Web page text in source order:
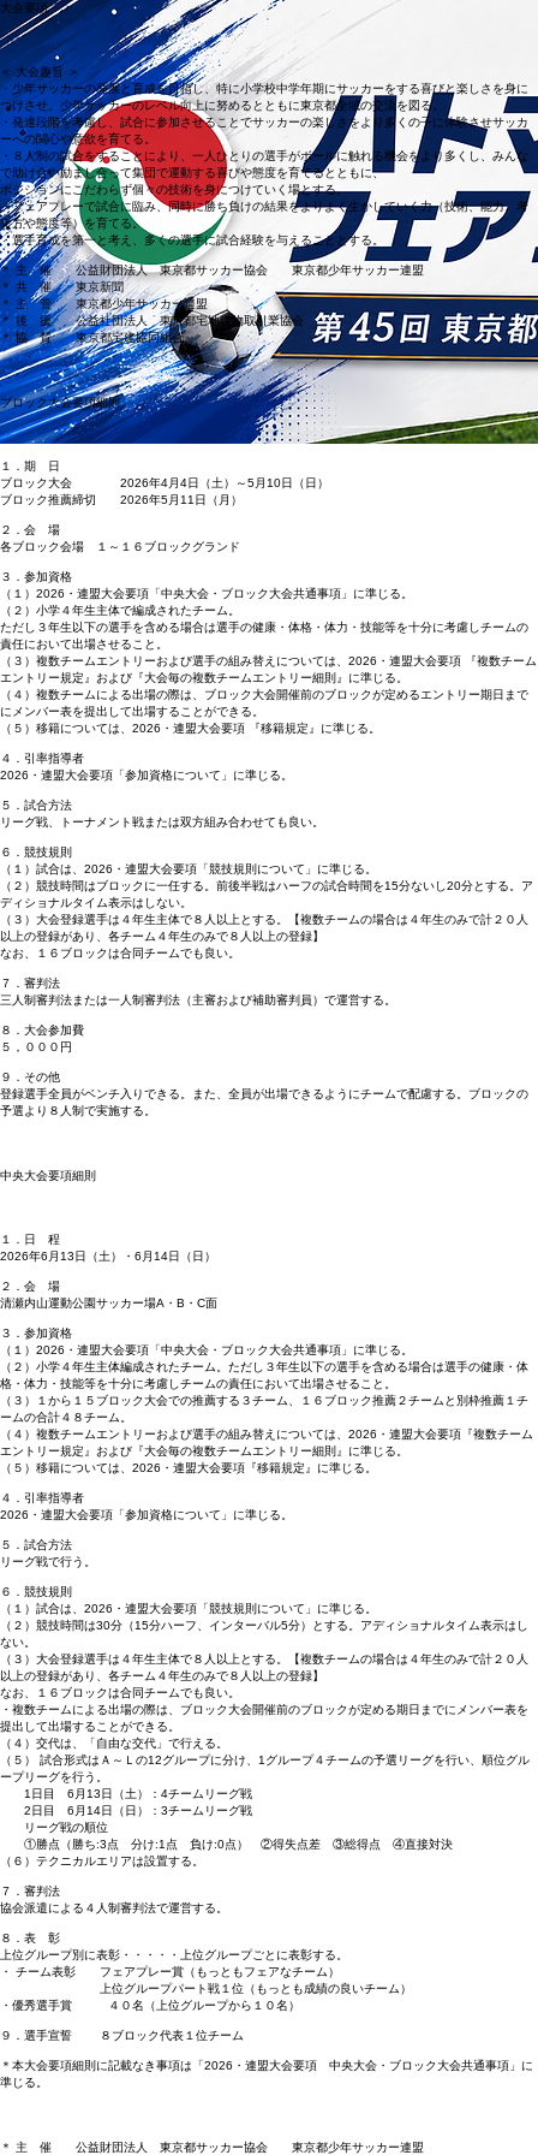
​大会要項
＜ 大会趣旨 ＞
・少年サッカーの発展と育成を目指し、特に小学校中学年期にサッカーをする喜びと楽しさを身に
つけさせ、少年サッカーのレベル向上に努めるとともに東京都全域の交流を図る。
・発達段階を考慮し、試合に参加させることでサッカーの楽しさをより多くの子に体験させサッカ
ーへの関心や意欲を育てる。
・８人制の試合をすることにより、一人ひとりの選手がボールに触れる機会をより多くし、みんな
で助け合い励まし合って集団で運動する喜びや態度を育てるとともに、
ポジションにこだわらず個々の技術を身につけていく場とする。
・フェアプレーで試合に臨み、同時に勝ち負けの結果をよりよく生かしていく力（技術、能力、考
え方や態度等）を育てる。
・選手育成を第一と考え、多くの選手に試合経験を与えることとする。
＊ 主 催 公益財団法人 東京都サッカー協会 東京都少年サッカー連盟
＊ 共 催 東京新聞
＊ 主 管 東京都少年サッカー連盟
＊ 後 援 公益社団法人 東京都宅地建物取引業協会
＊ 協 賛 東京都宅建協同組合
ブロック大会要項細則
１．期 日
ブロック大会 2026年4月4日（土）～5月10日（日）
ブロック推薦締切 2026年5月11日（月）
２．会 場
各ブロック会場 １～１６ブロックグランド
３．参加資格
（１）2026・連盟大会要項「中央大会・ブロック大会共通事項」に準じる。
（２）小学４年生主体で編成されたチーム。
ただし３年生以下の選手を含める場合は選手の健康・体格・体力・技能等を十分に考慮しチームの
責任において出場させること。
（３）複数チームエントリーおよび選手の組み替えについては、2026・連盟大会要項 『複数チーム
エントリー規定』および『大会毎の複数チームエントリー細則』に準じる。
（４）複数チームによる出場の際は、ブロック大会開催前のブロックが定めるエントリー期日まで
にメンバー表を提出して出場することができる。
（５）移籍については、2026・連盟大会要項 『移籍規定』に準じる。
４．引率指導者
2026・連盟大会要項「参加資格について」に準じる。
５．試合方法
リーグ戦、トーナメント戦または双方組み合わせても良い。
６．競技規則
（１）試合は、2026・連盟大会要項「競技規則について」に準じる。
（２）競技時間はブロックに一任する。前後半戦はハーフの試合時間を15分ないし20分とする。ア
ディショナルタイム表示はしない。
（３）大会登録選手は４年生主体で８人以上とする。【複数チームの場合は４年生のみで計２０人
以上の登録があり、各チーム４年生のみで８人以上の登録】
なお、１６ブロックは合同チームでも良い。
７．審判法
三人制審判法または一人制審判法（主審および補助審判員）で運営する。
８．大会参加費
５，０００円
９．その他
登録選手全員がベンチ入りできる。また、全員が出場できるようにチームで配慮する。ブロックの
予選より８人制で実施する。
中央大会要項細則
１．日 程
2026年6月13日（土）・6月14日（日）
２．会 場
清瀬内山運動公園サッカー場A・B・C面
３．参加資格
（１）2026・連盟大会要項「中央大会・ブロック大会共通事項」に準じる。
（２）小学４年生主体編成されたチーム。ただし３年生以下の選手を含める場合は選手の健康・体
格・体力・技能等を十分に考慮しチームの責任において出場させること。
（３）１から１５ブロック大会での推薦する３チーム、１６ブロック推薦２チームと別枠推薦１チ
ームの合計４８チーム。
（４）複数チームエントリーおよび選手の組み替えについては、2026・連盟大会要項『複数チーム
エントリー規定』および『大会毎の複数チームエントリー細則』に準じる。
（５）移籍については、2026・連盟大会要項『移籍規定』に準じる。
４．引率指導者
2026・連盟大会要項「参加資格について」に準じる。
５．試合方法
リーグ戦で行う。
６．競技規則
（１）試合は、2026・連盟大会要項「競技規則について」に準じる。
（２）競技時間は30分（15分ハーフ、インターバル5分）とする。アディショナルタイム表示はし
ない。
（３）大会登録選手は４年生主体で８人以上とする。【複数チームの場合は４年生のみで計２０人
以上の登録があり、各チーム４年生のみで８人以上の登録】
なお、１６ブロックは合同チームでも良い。
・複数チームによる出場の際は、ブロック大会開催前のブロックが定める期日までにメンバー表を
提出して出場することができる。
（４）交代は、「自由な交代」で行える。
（５） 試合形式はＡ～Ｌの12グループに分け、1グループ４チームの予選リーグを行い、順位グル
ープリーグを行う。
1日目 6月13日（土）：4チームリーグ戦
2日目 6月14日（日）：3チームリーグ戦
リーグ戦の順位
①勝点（勝ち:3点 分け:1点 負け:0点） ②得失点差 ③総得点 ④直接対決
（６）テクニカルエリアは設置する。
７．審判法
協会派遣による４人制審判法で運営する。
８．表 彰
上位グループ別に表彰・・・・・上位グループごとに表彰する。
・ チーム表彰 フェアプレー賞（もっともフェアなチーム）
上位グループパート戦１位（もっとも成績の良いチーム）
・優秀選手賞 ４０名（上位グループから１０名）
９．選手宣誓 ８ブロック代表１位チーム
＊本大会要項細則に記載なき事項は「2026・連盟大会要項 中央大会・ブロック大会共通事項」に
準じる。
＊ 主 催 公益財団法人 東京都サッカー協会 東京都少年サッカー連盟